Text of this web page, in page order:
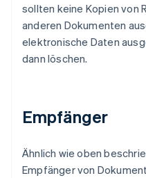
sollten keine Kopien von
anderen Dokumenten
elektronische Daten
dann löschen.
Empfänger
Ähnlich wie oben
Empfänger von